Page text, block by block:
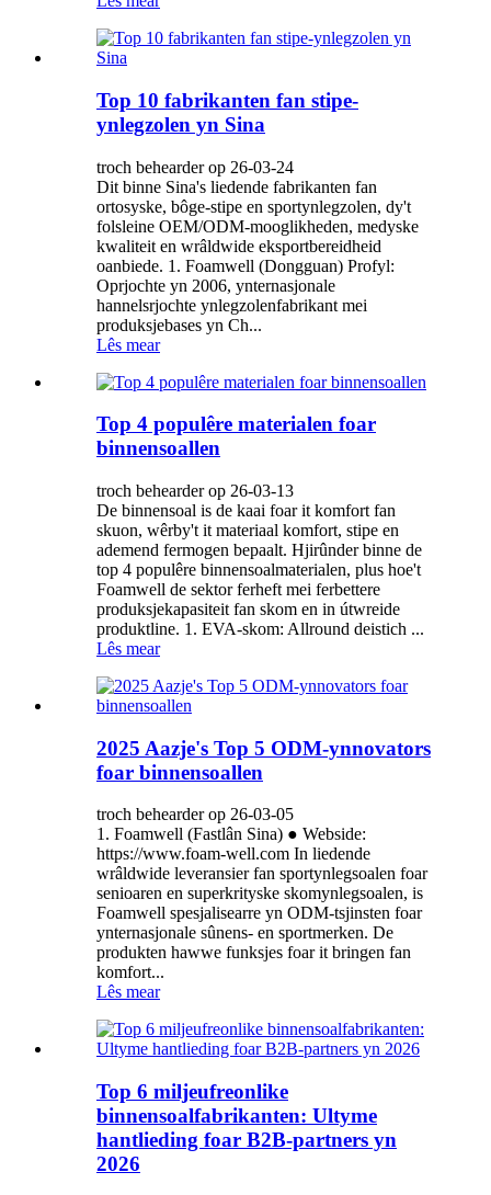
Top 10 fabrikanten fan stipe-
ynlegzolen yn Sina
troch behearder op 26-03-24
Dit binne Sina's liedende fabrikanten fan
ortosyske, bôge-stipe en sportynlegzolen, dy't
folsleine OEM/ODM-mooglikheden, medyske
kwaliteit en wrâldwide eksportbereidheid
oanbiede. 1. Foamwell (Dongguan) Profyl:
Oprjochte yn 2006, ynternasjonale
hannelsrjochte ynlegzolenfabrikant mei
produksjebases yn Ch...
Lês mear
Top 4 populêre materialen foar
binnensoallen
troch behearder op 26-03-13
De binnensoal is de kaai foar it komfort fan
skuon, wêrby't it materiaal komfort, stipe en
ademend fermogen bepaalt. Hjirûnder binne de
top 4 populêre binnensoalmaterialen, plus hoe't
Foamwell de sektor ferheft mei ferbettere
produksjekapasiteit fan skom en in útwreide
produktline. 1. EVA-skom: Allround deistich ...
Lês mear
2025 Aazje's Top 5 ODM-ynnovators
foar binnensoallen
troch behearder op 26-03-05
1. Foamwell (Fastlân Sina) ● Webside:
https://www.foam-well.com In liedende
wrâldwide leveransier fan sportynlegsoalen foar
senioaren en superkrityske skomynlegsoalen, is
Foamwell spesjalisearre yn ODM-tsjinsten foar
ynternasjonale sûnens- en sportmerken. De
produkten hawwe funksjes foar it bringen fan
komfort...
Lês mear
Top 6 miljeufreonlike
binnensoalfabrikanten: Ultyme
hantlieding foar B2B-partners yn
2026